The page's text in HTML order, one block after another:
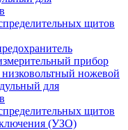
щитов
прибор
ножевой
для
щитов
(УЗО)